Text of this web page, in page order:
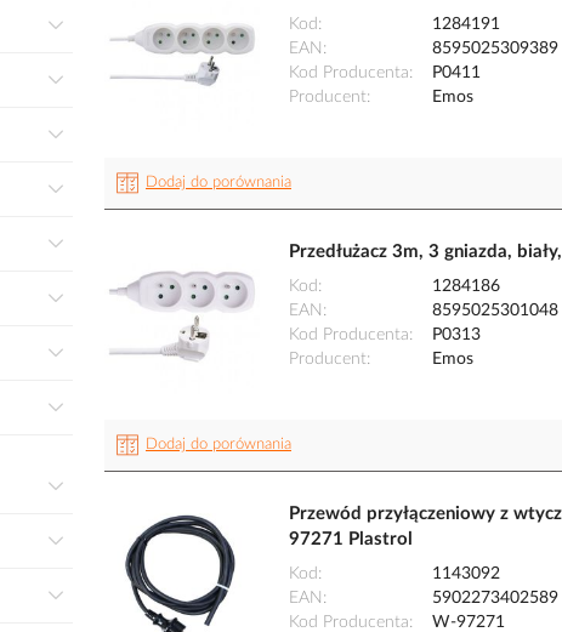
Kod
1284191
EAN
8595025309389
Kod Producenta
P0411
Producent
Emos
Dodaj do porównania
Przedłużacz 3m, 3 gniazda,
Kod
1284186
EAN
8595025301048
Kod Producenta
P0313
Producent
Emos
Dodaj do porównania
Przewód przyłączeniowy z
97271 Plastrol
Kod
1143092
EAN
5902273402589
Kod Producenta
W-97271